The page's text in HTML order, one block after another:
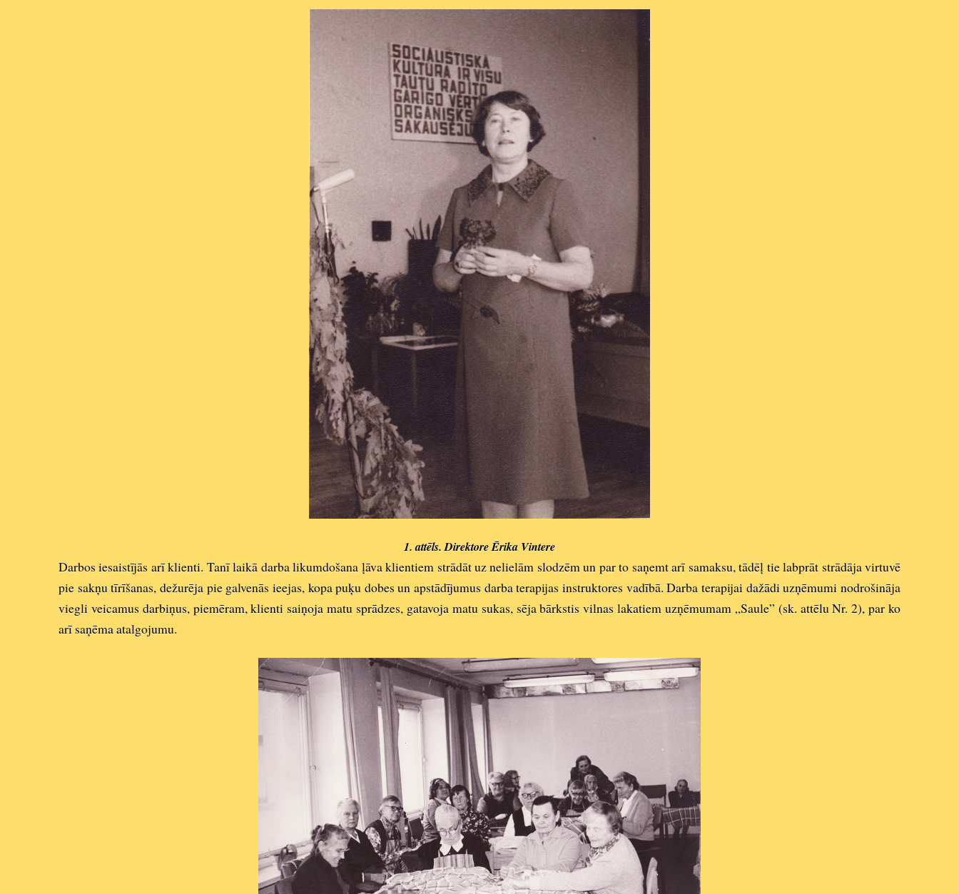
1. attēls. Direktore Ērika Vintere
Darbos iesaistījās arī klienti. Tanī laikā darba likumdošana ļāva klientiem strādāt uz nelielām slodzēm un par to saņemt arī samaksu, tādēļ tie labprāt strādāja virtuvē
pie sakņu tīrīšanas, dežurēja pie galvenās ieejas, kopa puķu dobes un apstādījumus darba terapijas instruktores vadībā. Darba terapijai dažādi uzņēmumi nodrošināja
viegli veicamus darbiņus, piemēram, klienti saiņoja matu sprādzes, gatavoja matu sukas, sēja bārkstis vilnas lakatiem uzņēmumam „Saule” (sk. attēlu Nr. 2), par ko
arī saņēma atalgojumu.